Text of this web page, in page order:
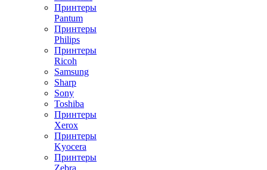
Принтеры
Pantum
Принтеры
Philips
Принтеры
Ricoh
Samsung
Sharp
Sony
Toshiba
Принтеры
Xerox
Принтеры
Kyocera
Принтеры
Zebra